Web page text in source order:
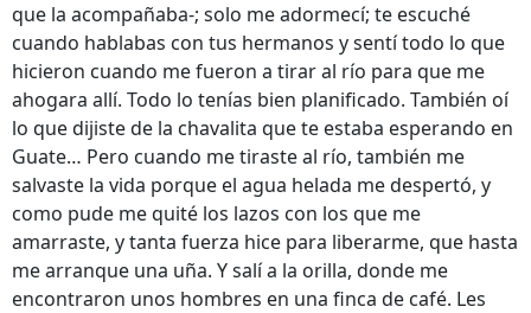
que la acompañaba-; solo me adormecí; te escuché
cuando hablabas con tus hermanos y sentí todo lo que
hicieron cuando me fueron a tirar al río para que me
ahogara allí. Todo lo tenías bien planificado. También oí
lo que dijiste de la chavalita que te estaba esperando en
Guate… Pero cuando me tiraste al río, también me
salvaste la vida porque el agua helada me despertó, y
como pude me quité los lazos con los que me
amarraste, y tanta fuerza hice para liberarme, que hasta
me arranque una uña. Y salí a la orilla, donde me
encontraron unos hombres en una finca de café. Les